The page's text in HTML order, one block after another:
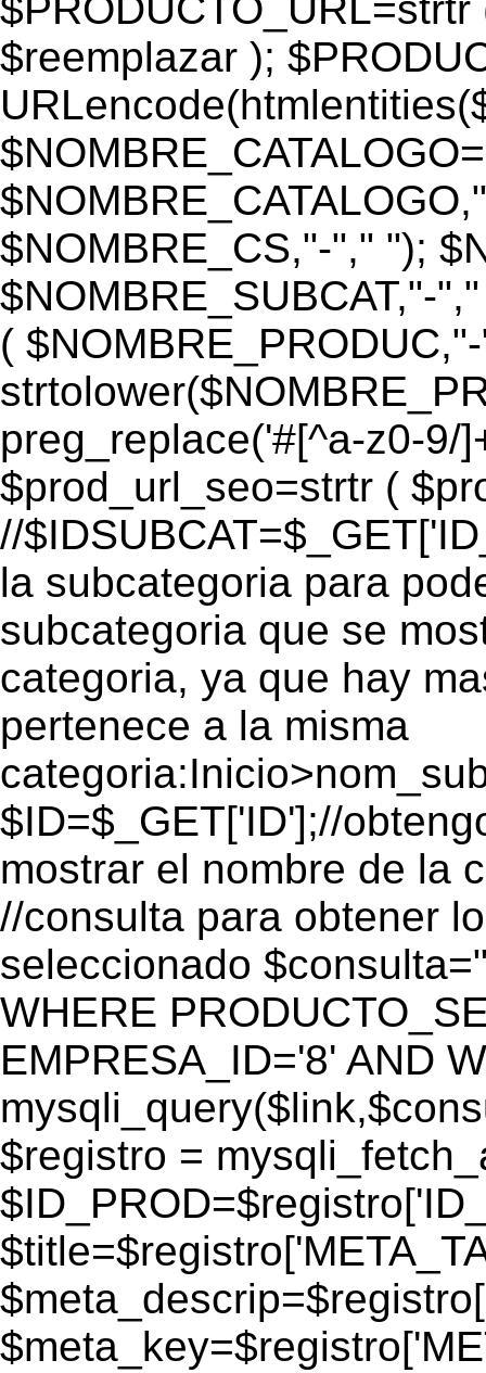
$reemplazar );
$NOMBRE_CS,"-"," ");
$NOMBRE_SUBCAT,"-
(
preg_replace('#[^a-z0-9/
$prod_url_seo=strtr (
//
la subcategoria para
subcategoria que se
categoria, ya que hay
pertenece a la misma
$ID=$_GET['ID'];//
mostrar el nombre de la
//consulta para obtener
seleccionado
WHERE
EMPRESA_ID='8' AND
$registro =